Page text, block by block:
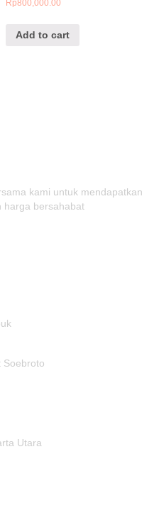
Rp800,000.00
Add to cart
kami untuk mendapatkan
harga bersahabat
Soebroto
Utara